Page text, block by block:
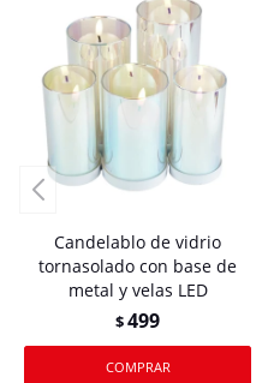
Candelablo de vidrio
tornasolado con base de
metal y velas LED
$499